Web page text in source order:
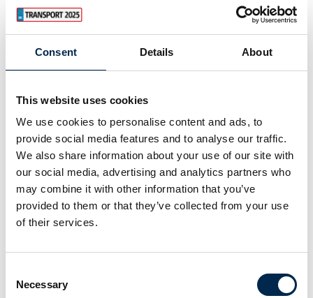
Consent Details About
This website uses cookies
We use cookies to personalise content and ads, to
provide social media features and to analyse our traffic.
We also share information about your use of our site with
our social media, advertising and analytics partners who
may combine it with other information that you’ve
provided to them or that they’ve collected from your use
of their services.
Selection
Necessary